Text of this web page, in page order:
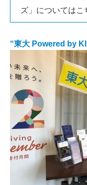
ズ」についてはこ
“東大 Powered by